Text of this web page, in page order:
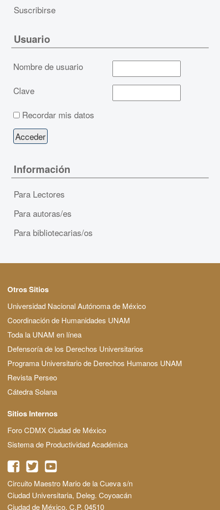
Suscribirse
Usuario
Nombre de usuario
Clave
Recordar mis datos
Información
Para Lectores
Para autoras/es
Para bibliotecarias/os
Otros Sitios
Universidad Nacional Autónoma de México
Coordinación de Humanidades UNAM
Toda la UNAM en línea
Defensoría de los Derechos Universitarios
Programa Universitario de Derechos Humanos UNAM
Revista Perseo
Cátedra Solana
Sitios Internos
Foro CDMX Ciudad de México
Sistema de Productividad Académica
Circuito Maestro Mario de la Cueva s/n
Ciudad Universitaria, Deleg. Coyoacán
Ciudad de México, C.P. 04510